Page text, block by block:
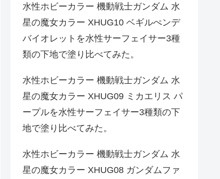
水性ホビーカラー 機動戦士ガンダム 水
星の魔女カラー XHUG10 ベギルぺンデ
バイオレットを水性サーフェイサー3種
類の下地で塗り比べてみた。
水性ホビーカラー 機動戦士ガンダム 水
星の魔女カラー XHUG09 ミカエリス パ
ープルを水性サーフェイサー3種類の下
地で塗り比べてみた。
水性ホビーカラー 機動戦士ガンダム 水
星の魔女カラー XHUG08 ガンダムファ